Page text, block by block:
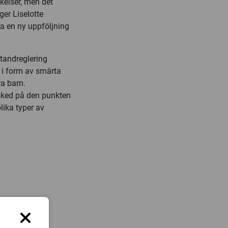
Liselotte
en ny uppföljning
form av smärta
barn.
på den punkten
typer av